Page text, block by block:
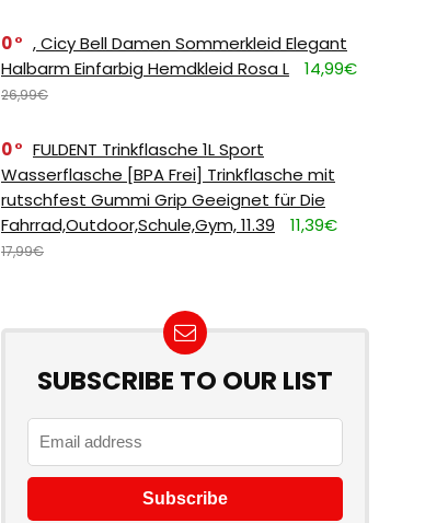
0
, Cicy Bell Damen Sommerkleid Elegant
Halbarm Einfarbig Hemdkleid Rosa L
14,99€
26,99€
0
FULDENT Trinkflasche 1L Sport
Wasserflasche [BPA Frei] Trinkflasche mit
rutschfest Gummi Grip Geeignet für Die
Fahrrad,Outdoor,Schule,Gym, 11.39
11,39€
17,99€
SUBSCRIBE TO OUR LIST